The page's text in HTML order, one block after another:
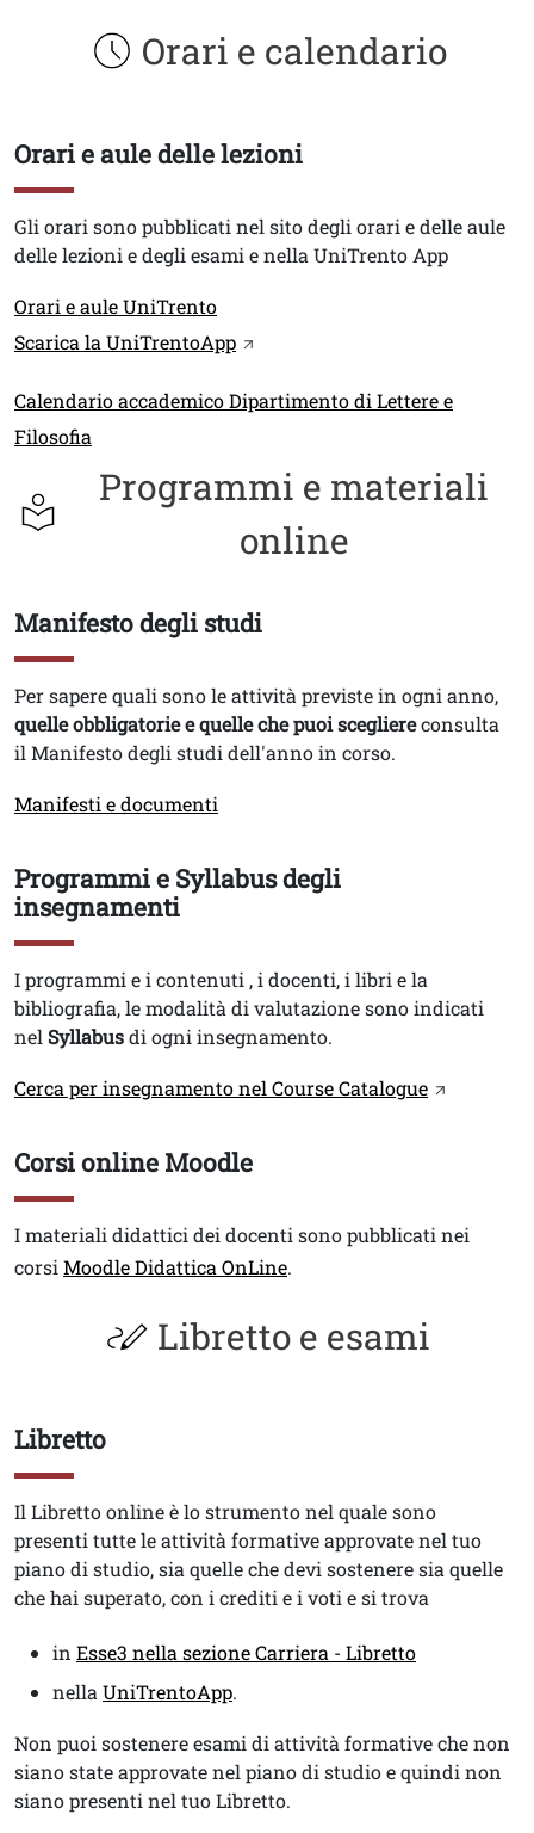
Orari e calendario
Titolo
Orari e aule delle lezioni
Testo
Gli orari sono pubblicati nel sito degli orari e delle aule
delle lezioni e degli esami e nella UniTrento App
Link
Orari e aule UniTrento
Scarica la UniTrentoApp
Link
Calendario accademico Dipartimento di Lettere e
Filosofia
Programmi e materiali
online
Titolo
Manifesto degli studi
Testo
Per sapere quali sono le attività previste in ogni anno,
quelle obbligatorie e quelle che puoi scegliereconsulta
il Manifesto degli studi dell'anno in corso.
Link
Manifesti e documenti
Titolo
Programmi e Syllabus degli
insegnamenti
Testo
I programmi e i contenuti , i docenti, i libri e la
bibliografia, le modalità di valutazione sono indicati
nel Syllabusdi ogni insegnamento.
Link
Cerca per insegnamento nel Course Catalogue
Titolo
Corsi online Moodle
Testo
I materiali didattici dei docenti sono pubblicati nei
corsiMoodle Didattica OnLine.
Libretto e esami
Titolo
Libretto
Testo
Il Libretto online è lo strumento nel quale sono
presenti tutte le attività formative approvate nel tuo
piano di studio, sia quelle che devi sostenere sia quelle
che hai superato, con i crediti e i voti e si trova
in Esse3 nella sezione Carriera - Libretto
nella UniTrentoApp.
Non puoi sostenere esami di attività formative che non
siano state approvate nel piano di studio e quindi non
siano presenti nel tuo Libretto.